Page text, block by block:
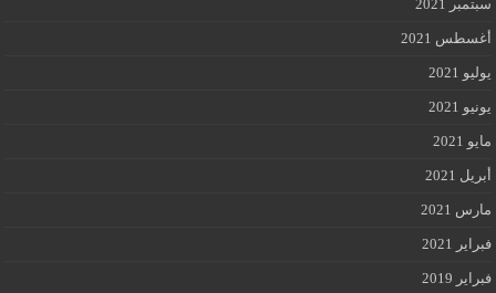
سبتمبر 2021
أغسطس 2021
يوليو 2021
يونيو 2021
مايو 2021
أبريل 2021
مارس 2021
فبراير 2021
فبراير 2019